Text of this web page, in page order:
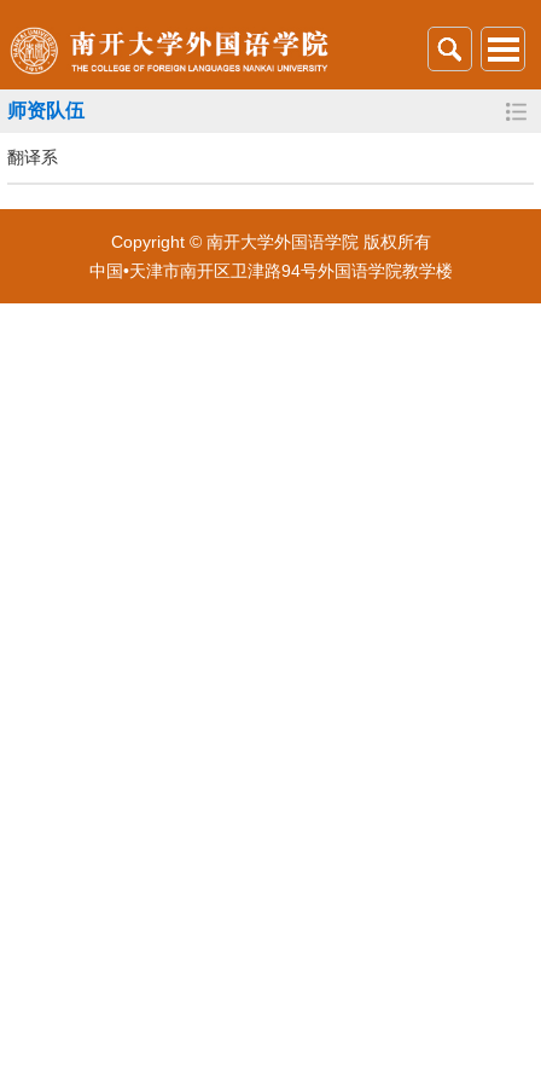
师资队伍
翻译系
Copyright © 南开大学外国语学院 版权所有
中国•天津市南开区卫津路94号外国语学院教学楼